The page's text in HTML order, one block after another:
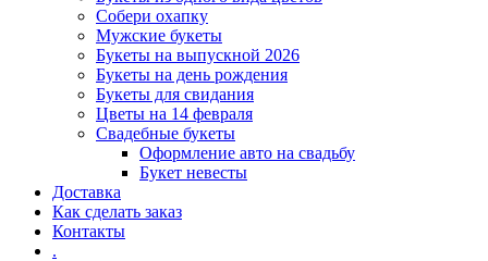
Собери охапку
Мужские букеты
Букеты на выпускной 2026
Букеты на день рождения
Букеты для свидания
Цветы на 14 февраля
Свадебные букеты
Оформление авто на свадьбу
Букет невесты
Доставка
Как сделать заказ
Контакты
.